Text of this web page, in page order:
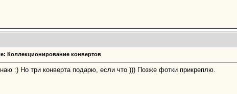
Коллекционирование конвертов
:) Но три конверта подарю, если что ))) Позже фотки прикреплю.